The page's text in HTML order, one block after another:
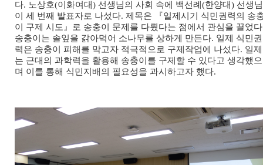
다. 노상호(이화여대) 선생님의 사회 속에 백선례(한양대) 선생님
이 세 번째 발표자로 나섰다. 제목은 『일제시기 식민권력의 송
이 구제 시도』로 송충이 문제를 다뤘다는 점에서 관심을 끌었
송충이는 솔잎을 갉아먹어 소나무를 상하게 만든다. 일제 식민권
력은 송충이 피해를 막고자 적극적으로 구제작업에 나섰다. 일제
는 근대의 과학력을 활용해 송충이를 구제할 수 있다고 생각했으
며 이를 통해 식민지배의 필요성을 과시하고자 했다.